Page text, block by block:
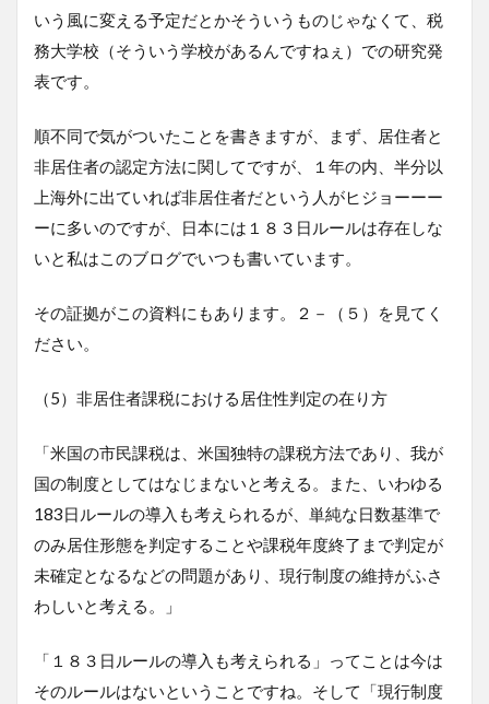
いう風に変える予定だとかそういうものじゃなくて、税
務大学校（そういう学校があるんですねぇ）での研究発
表です。
順不同で気がついたことを書きますが、まず、居住者と
非居住者の認定方法に関してですが、１年の内、半分以
上海外に出ていれば非居住者だという人がヒジョーーー
ーに多いのですが、日本には１８３日ルールは存在しな
いと私はこのブログでいつも書いています。
その証拠がこの資料にもあります。２－（５）を見てく
ださい。
（5）非居住者課税における居住性判定の在り方
「米国の市民課税は、米国独特の課税方法であり、我が
国の制度としてはなじまないと考える。また、いわゆる
183日ルールの導入も考えられるが、単純な日数基準で
のみ居住形態を判定することや課税年度終了まで判定が
未確定となるなどの問題があり、現行制度の維持がふさ
わしいと考える。」
「１８３日ルールの導入も考えられる」ってことは今は
そのルールはないということですね。そして「現行制度